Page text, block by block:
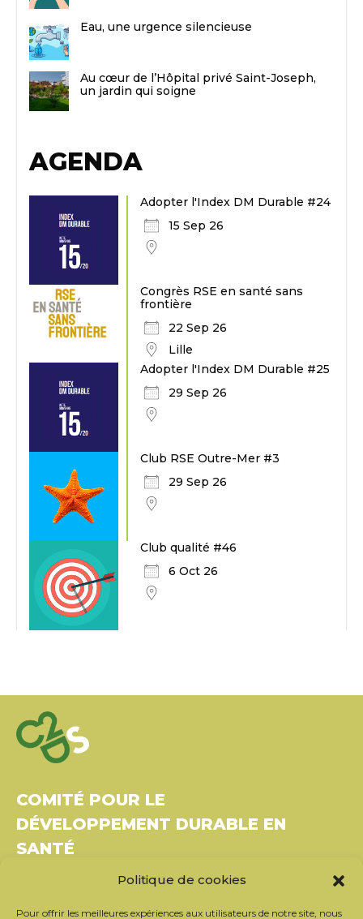
Politique de cookies
Pour offrir les meilleures expériences aux utilisateurs de notre site, nous
Eau, une urgence silencieuse
Au cœur de l’Hôpital privé Saint-Joseph,
un jardin qui soigne
AGENDA
Adopter l'Index DM Durable #24
15 Sep 26
Congrès RSE en santé sans
frontière
22 Sep 26
Lille
Adopter l'Index DM Durable #25
29 Sep 26
Club RSE Outre-Mer #3
29 Sep 26
Club qualité #46
6 Oct 26
COMITÉ POUR LE
DÉVELOPPEMENT DURABLE EN
SANTÉ
Bâtiment Le Rubixco, 1 rue Bernard Maris